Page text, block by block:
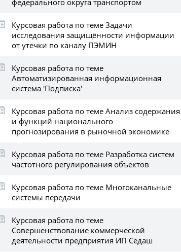
Курсовая работа по теме Задачи
исследования защищённости информации
от утечки по каналу ПЭМИН
Курсовая работа по теме
Автоматизированная информационная
система 'Подписка'
Курсовая работа по теме Анализ содержания
и функций национального
прогнозирования в рыночной экономике
Курсовая работа по теме Разработка систем
частотного регулирования объектов
Курсовая работа по теме Многоканальные
системы передачи
Курсовая работа по теме
Совершенствование коммерческой
деятельности предприятия ИП Седаш